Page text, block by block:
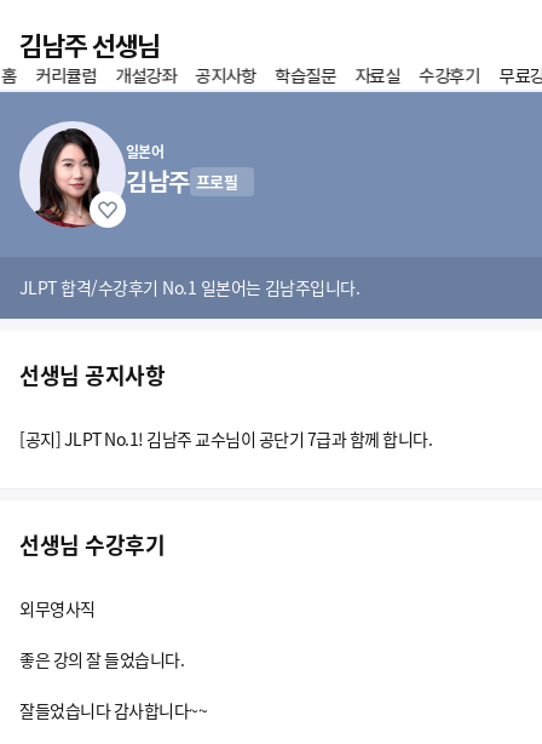
이전
김남주 선생님
홈
즐겨찾기
커리큘럼 개설강좌 공지사항 학습질문 자료실 수강후기 무료
일본어
김남주 프로필
JLPT 합격/수강후기 No.1 일본어는 김남주입니다.
선생님 공지사항
[공지] JLPT No.1! 김남주 교수님이 공단기 7급과 함께 합니다.
선생님 수강후기
외무영사직
좋은 강의 잘 들었습니다.
잘들었습니다 감사합니다~~